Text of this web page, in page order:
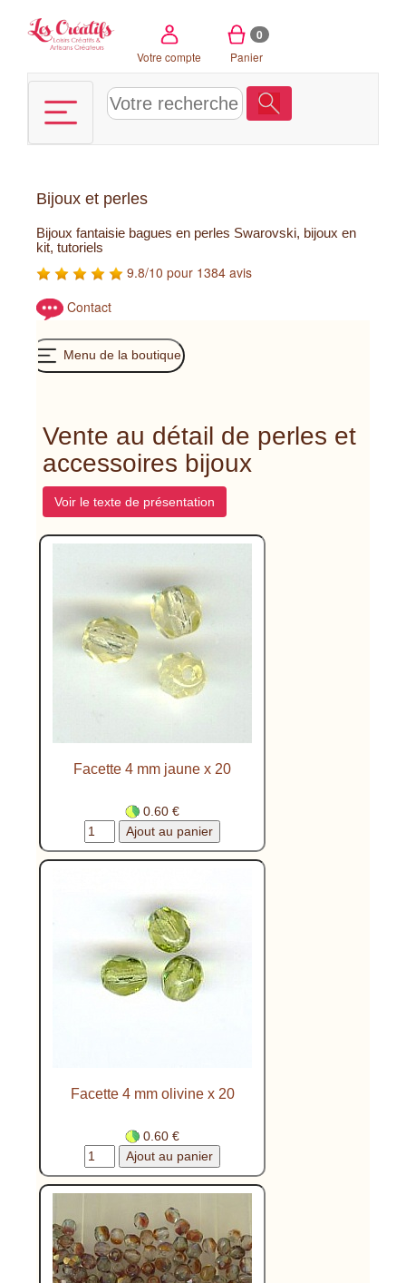
Votre compte
0
Panier
Bijoux et perles
Bijoux fantaisie bagues en perles Swarovski, bijoux en
kit, tutoriels
9.8/10 pour 1384 avis
Contact
Menu de la boutique
Vente au détail de perles et
accessoires bijoux
Voir le texte de présentation
Facette 4 mm jaune x 20
0.60 €
Facette 4 mm olivine x 20
0.60 €